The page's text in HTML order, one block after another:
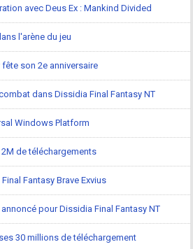
avec Deus Ex : Mankind Divided
l'arène du jeu
son 2e anniversaire
dans Dissidia Final Fantasy NT
Windows Platform
de téléchargements
Fantasy Brave Exvius
pour Dissidia Final Fantasy NT
30 millions de téléchargement